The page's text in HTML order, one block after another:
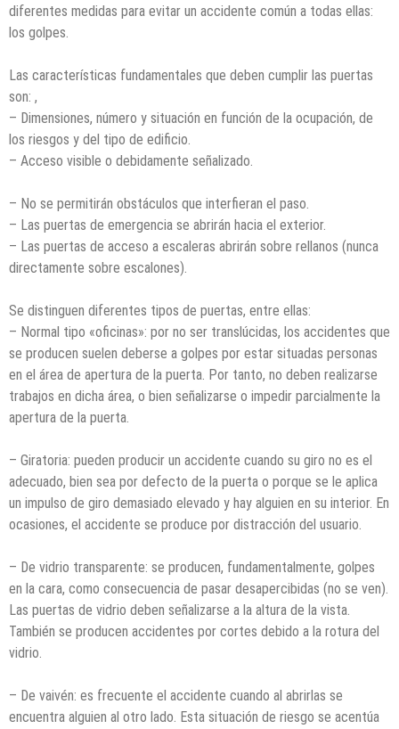
diferentes medidas para evitar un accidente común a todas ellas:
los golpes.
Las características fundamentales que deben cumplir las puertas
son: ,
– Dimensiones, número y situación en función de la ocupación, de
los riesgos y del tipo de edificio.
– Acceso visible o debidamente señalizado.
– No se permitirán obstáculos que interfieran el paso.
– Las puertas de emergencia se abrirán hacia el exterior.
– Las puertas de acceso a escaleras abrirán sobre rellanos (nunca
directamente sobre escalones).
Se distinguen diferentes tipos de puertas, entre ellas:
– Normal tipo «oficinas»: por no ser translúcidas, los accidentes que
se producen suelen deberse a golpes por estar situadas personas
en el área de apertura de la puerta. Por tanto, no deben realizarse
trabajos en dicha área, o bien señalizarse o impedir parcialmente la
apertura de la puerta.
– Giratoria: pueden producir un accidente cuando su giro no es el
adecuado, bien sea por defecto de la puerta o porque se le aplica
un impulso de giro demasiado elevado y hay alguien en su interior. En
ocasiones, el accidente se produce por distracción del usuario.
– De vidrio transparente: se producen, fundamentalmente, golpes
en la cara, como consecuencia de pasar desapercibidas (no se ven).
Las puertas de vidrio deben señalizarse a la altura de la vista.
También se producen accidentes por cortes debido a la rotura del
vidrio.
– De vaivén: es frecuente el accidente cuando al abrirlas se
encuentra alguien al otro lado. Esta situación de riesgo se acentúa